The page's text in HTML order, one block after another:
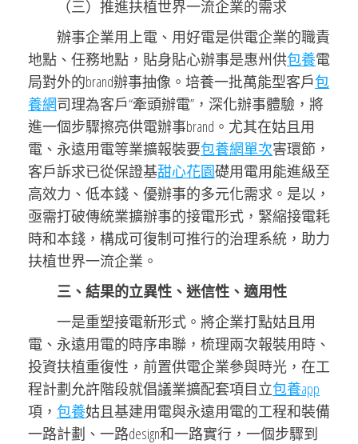
（三）推進扶植世界一流企業的需求
辦事企業用上電、用好電是供電企業的職責
地點、任務地點，貼身貼心辦事是惠州供包養電
局對外的brand辦事抽像。培養一批萬能型客戶包
養網司理為客戶“牽頭辦電”，深化辦事體驗，將
進一個步驟擦亮供電辦事brand。尤其在姑且用
電、永遠用電等業擴報裝要包養網單次害環節，
客戶訴求已從保證基甜心花園礎用電用能進級至
高效力、低本錢、優辦事的多元化需求。是以，
亟需打破傳統業擴辦事的接電形式，緊縮接電耗
時和本錢，構成可復制可推行的治理系統，助力
扶植世界一流企業。
三、結果的立異性、迷信性、適用性
一是重塑接電新形式。將企業打點姑且用
電、永遠用電的時序串聯，梳理兩次報裝用時、
投資扶植重復性，前置供電企業參與時光，在工
程計劃允許階段就倡議業擴配套項目立包養app
項， 包養姑且基建用電與永遠用電的工程和裝備
一路計劃、一路design和一路實行，一個步驟到